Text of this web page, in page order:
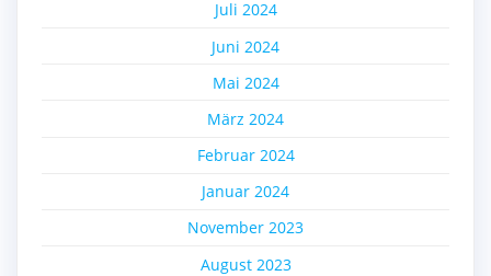
Juli 2024
Juni 2024
Mai 2024
März 2024
Februar 2024
Januar 2024
November 2023
August 2023